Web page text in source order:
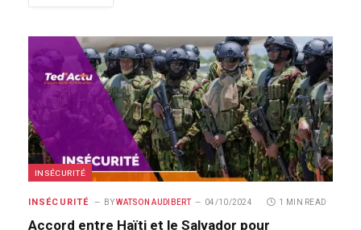
INSÉCURITÉ
INSÉCURITÉ BY WATSON AUDIBERT 04/10/2024 1 MIN READ
Accord entre Haïti et le Salvador pour